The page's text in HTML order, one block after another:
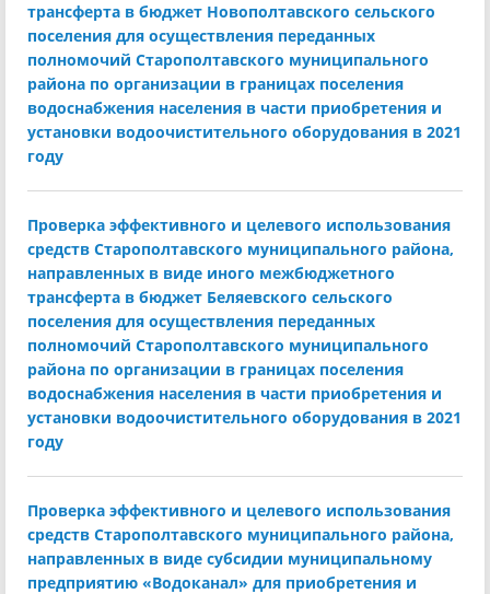
трансферта в бюджет Новополтавского сельского
поселения для осуществления переданных
полномочий Старополтавского муниципального
района по организации в границах поселения
водоснабжения населения в части приобретения и
установки водоочистительного оборудования в 2021
году
Проверка эффективного и целевого использования
средств Старополтавского муниципального района,
направленных в виде иного межбюджетного
трансферта в бюджет Беляевского сельского
поселения для осуществления переданных
полномочий Старополтавского муниципального
района по организации в границах поселения
водоснабжения населения в части приобретения и
установки водоочистительного оборудования в 2021
году
Проверка эффективного и целевого использования
средств Старополтавского муниципального района,
направленных в виде субсидии муниципальному
предприятию «Водоканал» для приобретения и